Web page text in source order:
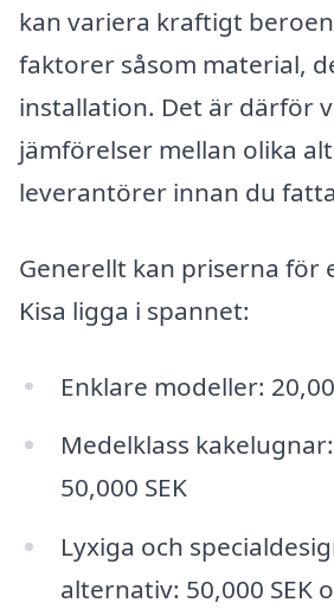
kan variera kraftigt
faktorer såsom material,
installation. Det är därför
jämförelser mellan olika
leverantörer innan du
Generellt kan priserna för
Kisa ligga i spannet:
Enklare modeller:
Medelklass
50,000 SEK
Lyxiga och
alternativ: 50,000 SEK